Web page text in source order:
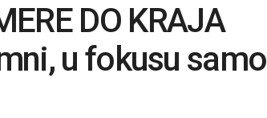
DO KRAJA
u fokusu samo